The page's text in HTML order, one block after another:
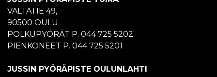
VALTATIE 49,
90500 OULU
POLKUPYÖRÄT P. 044 725 5202
PIENKONEET P. 044 725 5201
JUSSIN PYÖRÄPISTE OULUNLAHTI